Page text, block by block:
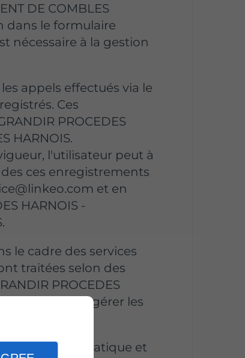
DE COMBLES
dans le formulaire
nécessaire à la gestion
appels effectués via le
Ces
PROCEDES
HARNOIS.
l'utilisateur peut à
ces enregistrements
et en
HARNOIS -
le cadre des services
traitées selon des
PROCEDES
HARNOIS de gérer les
droits Informatique et